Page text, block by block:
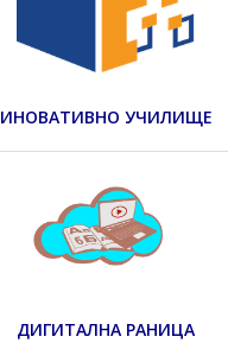
ИНОВАТИВНО УЧИЛИЩЕ
ДИГИТАЛНА РАНИЦА